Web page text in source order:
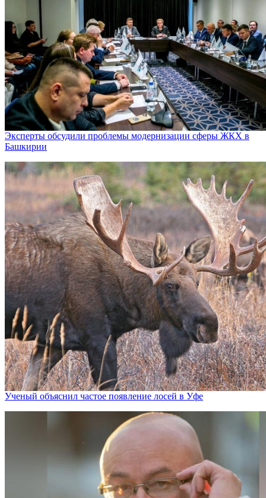
Эксперты обсудили проблемы модернизации сферы ЖКХ в
Башкирии
Ученый объяснил частое появление лосей в Уфе